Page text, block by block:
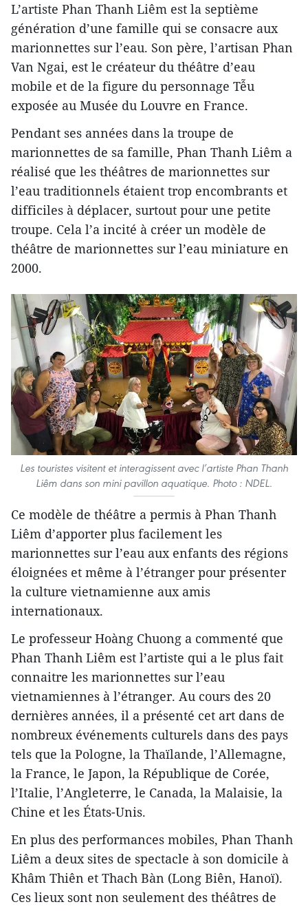
L’artiste Phan Thanh Liêm est la septième
génération d’une famille qui se consacre aux
marionnettes sur l’eau. Son père, l’artisan Phan
Van Ngai, est le créateur du théâtre d’eau
mobile et de la figure du personnage Tễu
exposée au Musée du Louvre en France.
Pendant ses années dans la troupe de
marionnettes de sa famille, Phan Thanh Liêm a
réalisé que les théâtres de marionnettes sur
l’eau traditionnels étaient trop encombrants et
difficiles à déplacer, surtout pour une petite
troupe. Cela l’a incité à créer un modèle de
théâtre de marionnettes sur l’eau miniature en
2000.
Les touristes visitent et interagissent avec l’artiste Phan Thanh
Liêm dans son mini pavillon aquatique. Photo : NDEL.
Ce modèle de théâtre a permis à Phan Thanh
Liêm d’apporter plus facilement les
marionnettes sur l’eau aux enfants des régions
éloignées et même à l’étranger pour présenter
la culture vietnamienne aux amis
internationaux.
Le professeur Hoàng Chuong a commenté que
Phan Thanh Liêm est l’artiste qui a le plus fait
connaitre les marionnettes sur l’eau
vietnamiennes à l’étranger. Au cours des 20
dernières années, il a présenté cet art dans de
nombreux événements culturels dans des pays
tels que la Pologne, la Thaïlande, l’Allemagne,
la France, le Japon, la République de Corée,
l’Italie, l’Angleterre, le Canada, la Malaisie, la
Chine et les États-Unis.
En plus des performances mobiles, Phan Thanh
Liêm a deux sites de spectacle à son domicile à
Khâm Thiên et Thach Bàn (Long Biên, Hanoï).
Ces lieux sont non seulement des théâtres de